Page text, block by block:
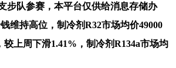
步队参赛，本平台仅供给消息存储办
维持高位，制冷剂R32市场均价49000
上周下滑1.41%，制冷剂R134a市场均